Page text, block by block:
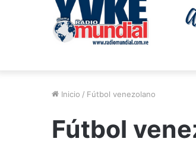
Inicio / Fútbol venezolano
Fútbol